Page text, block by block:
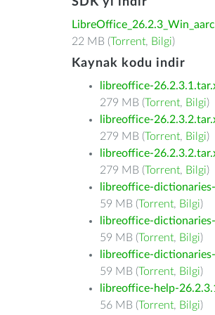
22 MB (Torrent, Bilgi)
Kaynak kodu indir
libreoffice-
279 MB (Torrent, Bilgi)
libreoffice-
279 MB (Torrent, Bilgi)
libreoffice-
279 MB (Torrent, Bilgi)
libreoffice-
59 MB (Torrent, Bilgi)
libreoffice-
59 MB (Torrent, Bilgi)
libreoffice-
59 MB (Torrent, Bilgi)
libreoffice-help-
56 MB (Torrent, Bilgi)